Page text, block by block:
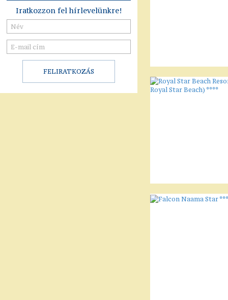
Iratkozzon fel hírlevelünkre!